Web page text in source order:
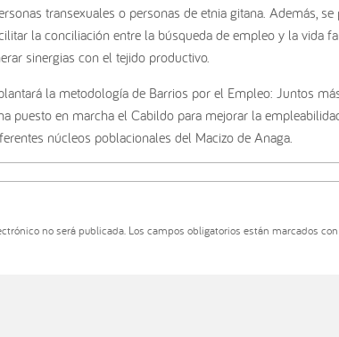
transexuales o personas de etnia gitana. Además,
la conciliación entre la búsqueda de empleo y la vida
sinergias con el tejido productivo.
la metodología de Barrios por el Empleo: Juntos
puesto en marcha el Cabildo para mejorar la
núcleos poblacionales del Macizo de Anaga.
no será publicada. Los campos obligatorios están marcados con